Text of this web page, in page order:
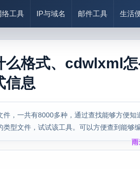
络工具 IP与域名 邮件工具 生活
格式、cdwlxml怎
信息
件，一共有8000多种，通过查找能够方便
型文件，试试该工具。可以方便查到能够
雨